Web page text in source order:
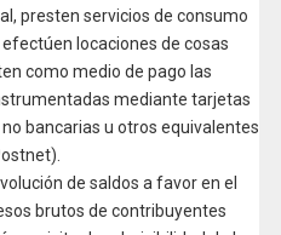
presten servicios de consumo
locaciones de cosas
como medio de pago las
mediante tarjetas
bancarias u otros equivalentes
de saldos a favor en el
brutos de contribuyentes